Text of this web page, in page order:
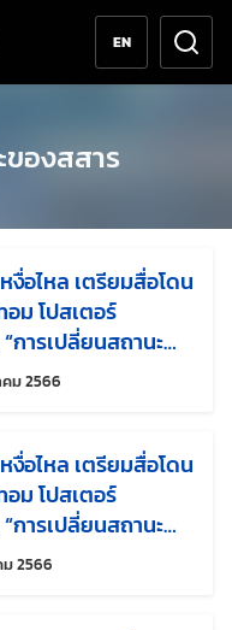
EN
ของสสาร
งื่อไหล เตรียมสื่อโดน
อม โปสเตอร์
การเปลี่ยนสถานะ
ผู้ช่วยคุณครู คู่หู
ม 2566แก้ไขล่าสุดเมื่อ:
งื่อไหล เตรียมสื่อโดน
อม โปสเตอร์
การเปลี่ยนสถานะ
ผู้ช่วยคุณครู คู่หู
2566แก้ไขล่าสุดเมื่อ: